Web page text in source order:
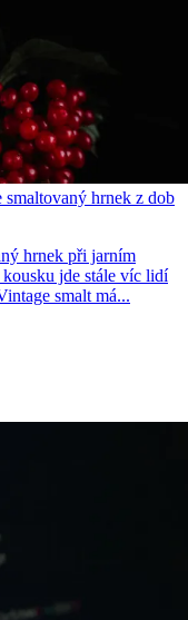
smaltovaný hrnek z dob
hrnek při jarním
jde stále víc lidí
smalt má...